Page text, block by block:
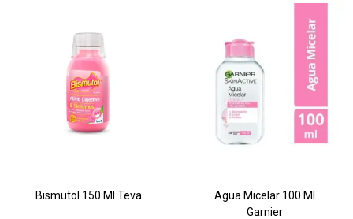
Bismutol 150 Ml Teva
Agua Micelar 100 Ml
Garnier